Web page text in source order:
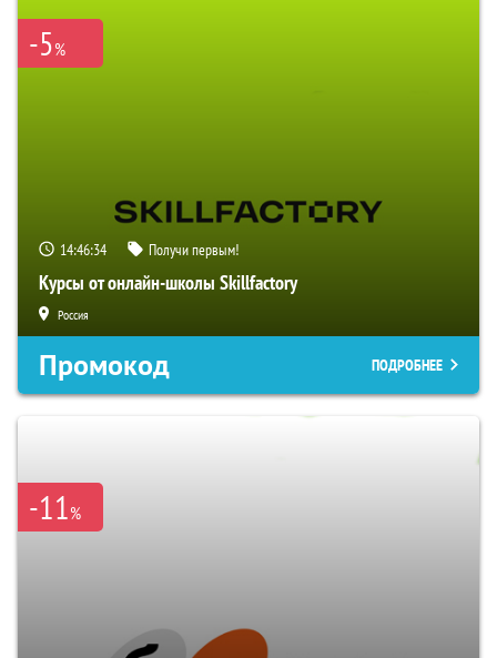
-5%
14:46:33 Получи первым!
Курсы от онлайн-школы Skillfactory
Россия
Промокод ПОДРОБНЕЕ
-11%